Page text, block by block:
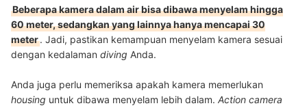
Beberapa kamera dalam air bisa dibawa menyelam hingga
60 meter, sedangkan yang lainnya hanya mencapai 30
meter. Jadi, pastikan kemampuan menyelam kamera sesuai
dengan kedalaman diving Anda.
Anda juga perlu memeriksa apakah kamera memerlukan
housing untuk dibawa menyelam lebih dalam. Action camera